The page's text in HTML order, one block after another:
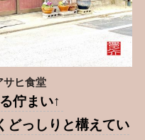
サヒ食堂
佇まい↑
どっしりと構えてい